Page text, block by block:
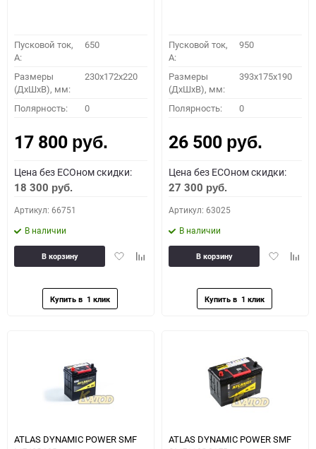
ПОДОБРАТЬ
Как определить полярность?
0 - обратная 1 - прямая 3 - обратная 4 - прямая
Пусковой ток,
A:
650
Размеры
(ДхШхВ), мм:
230x172x220
Полярность: 0
17 800 руб.
Цена без ECOном скидки:
18 300 руб.
Артикул: 66751
В наличии
ДобавитьДобавить
В корзину
Пусковой ток,
A:
950
Размеры
(ДхШхВ), мм:
393x175x190
Полярность: 0
26 500 руб.
Цена без ECOном скидки:
27 300 руб.
Артикул: 63025
В наличии
Добавить
В корзину
ATLAS DYNAMIC POWER SMF
ATLAS DYNAMIC POWER SMF